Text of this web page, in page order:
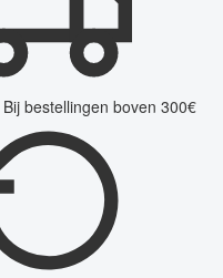
Bij bestellingen boven 300€